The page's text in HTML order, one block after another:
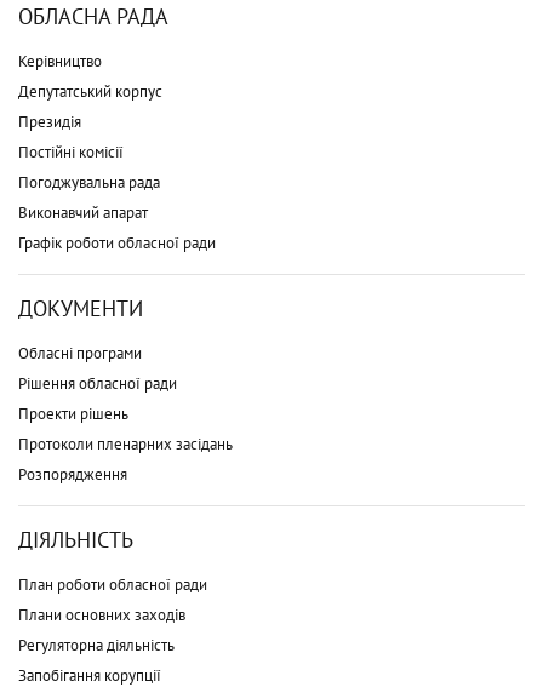
ОБЛАСНА РАДА
Керівництво
Депутатський корпус
Президія
Постійні комісії
Погоджувальна рада
Виконавчий апарат
Графік роботи обласної ради
ДОКУМЕНТИ
Обласні програми
Рішення обласної ради
Проекти рішень
Протоколи пленарних засідань
Розпорядження
ДІЯЛЬНІСТЬ
План роботи обласної ради
Плани основних заходів
Регуляторна діяльність
Запобігання корупції